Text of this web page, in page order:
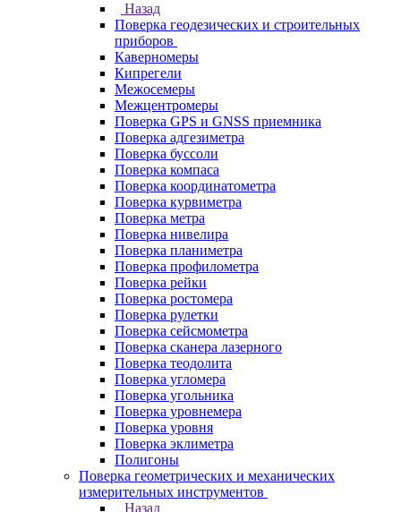
Назад
Поверка геодезических и строительных
приборов
Каверномеры
Кипрегели
Межосемеры
Межцентромеры
Поверка GPS и GNSS приемника
Поверка адгезиметра
Поверка буссоли
Поверка компаса
Поверка координатометра
Поверка курвиметра
Поверка метра
Поверка нивелира
Поверка планиметра
Поверка профилометра
Поверка рейки
Поверка ростомера
Поверка рулетки
Поверка сейсмометра
Поверка сканера лазерного
Поверка теодолита
Поверка угломера
Поверка угольника
Поверка уровнемера
Поверка уровня
Поверка эклиметра
Полигоны
Поверка геометрических и механических
измерительных инструментов
Назад